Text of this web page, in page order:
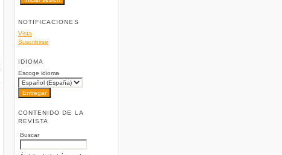
NOTIFICACIONES
Vista
Suscribirse
IDIOMA
Escoge idioma
CONTENIDO DE LA
REVISTA
Buscar